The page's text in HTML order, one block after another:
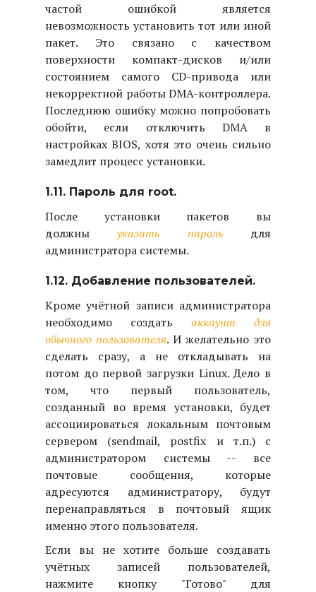
частой ошибкой является
невозможность установить тот или иной
пакет. Это связано с качеством
поверхности компакт-дисков и/или
состоянием самого CD-привода или
некорректной работы DMA-контроллера.
Последнюю ошибку можно попробовать
обойти, если отключить DMA в
настройках BIOS, хотя это очень сильно
замедлит процесс установки.
1.11. Пароль для root.
После установки пакетов вы
должныуказать парольдля
администратора системы.
1.12. Добавление пользователей.
Кроме учётной записи администратора
необходимо создать аккаунт для
обычного пользователя. И желательно это
сделать сразу, а не откладывать на
потом до первой загрузки Linux. Дело в
том, что первый пользователь,
созданный во время установки, будет
ассоциироваться локальным почтовым
сервером (sendmail, postfix и т.п.) с
администратором системы -- все
почтовые сообщения, которые
адресуются администратору, будут
перенаправляться в почтовый ящик
именно этого пользователя.
Если вы не хотите больше создавать
учётных записей пользователей,
нажмите кнопку "Готово" для